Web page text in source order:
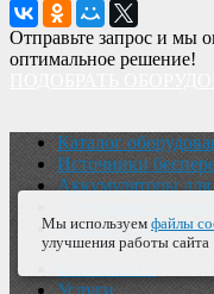
Отправьте запрос и мы
оптимальное решение!
Каталог
Источники
Аккумуляторы
Опции и запасные
Мы используем файлы
улучшения работы сайта